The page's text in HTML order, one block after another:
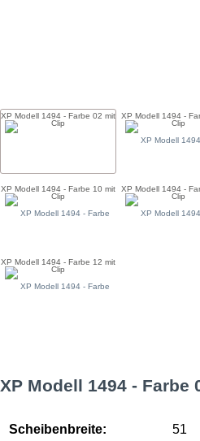
XP Modell 1494 - Farbe 02 mit
Clip
XP Modell 1494 -
Clip
XP Modell 1494 - Farbe 10 mit
Clip
XP Modell 1494 -
Clip
XP Modell 1494 - Farbe 12 mit
Clip
XP Modell 1494 - Farbe
Scheibenbreite:
51